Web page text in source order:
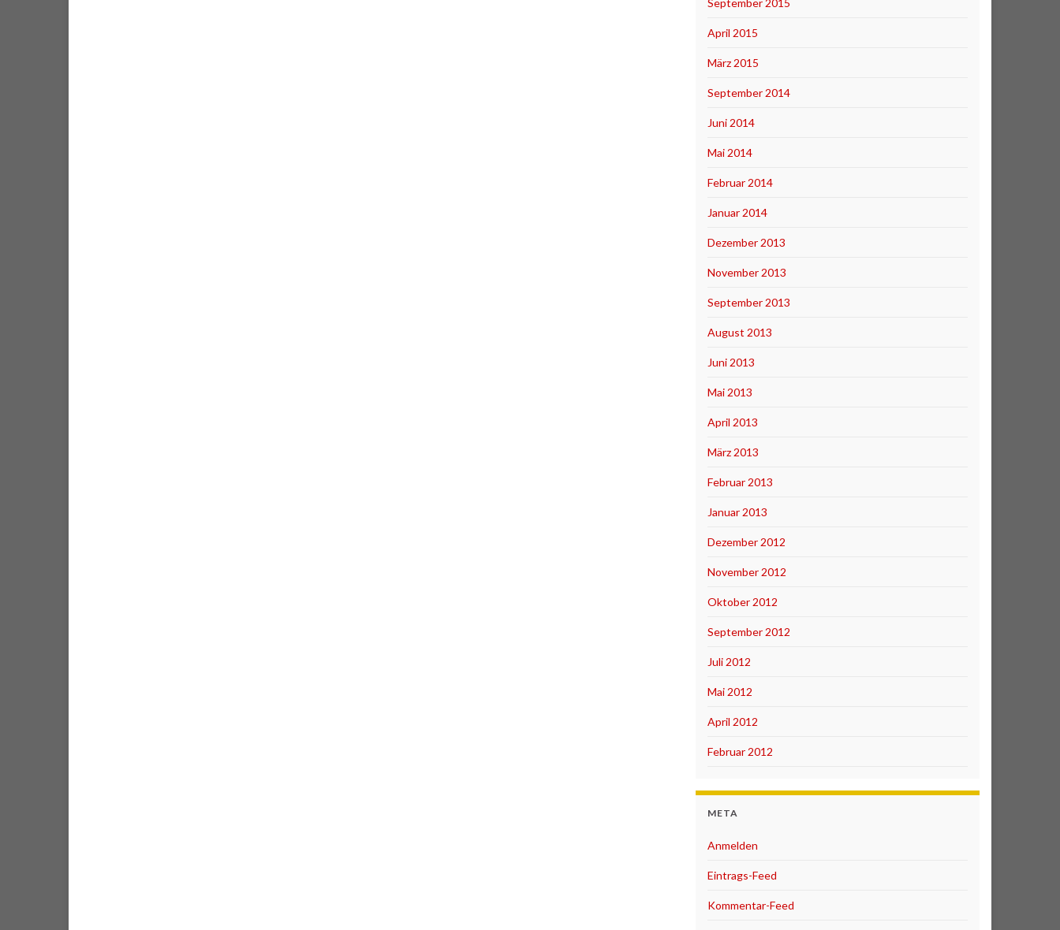
September 2015
April 2015
März 2015
September 2014
Juni 2014
Mai 2014
Februar 2014
Januar 2014
Dezember 2013
November 2013
September 2013
August 2013
Juni 2013
Mai 2013
April 2013
März 2013
Februar 2013
Januar 2013
Dezember 2012
November 2012
Oktober 2012
September 2012
Juli 2012
Mai 2012
April 2012
Februar 2012
META
Anmelden
Eintrags-Feed
Kommentar-Feed